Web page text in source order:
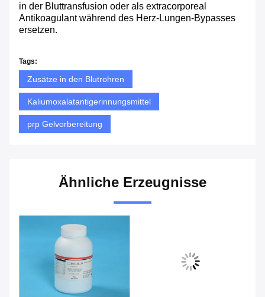
in der Bluttransfusion oder als extracorporeal
Antikoagulant während des Herz-Lungen-Bypasses
ersetzen.
Tags:
Zusätze in den Blutrohren
Kaliumoxalatantigerinnungsmittel
prp Gelvorbereitung
Ähnliche Erzeugnisse